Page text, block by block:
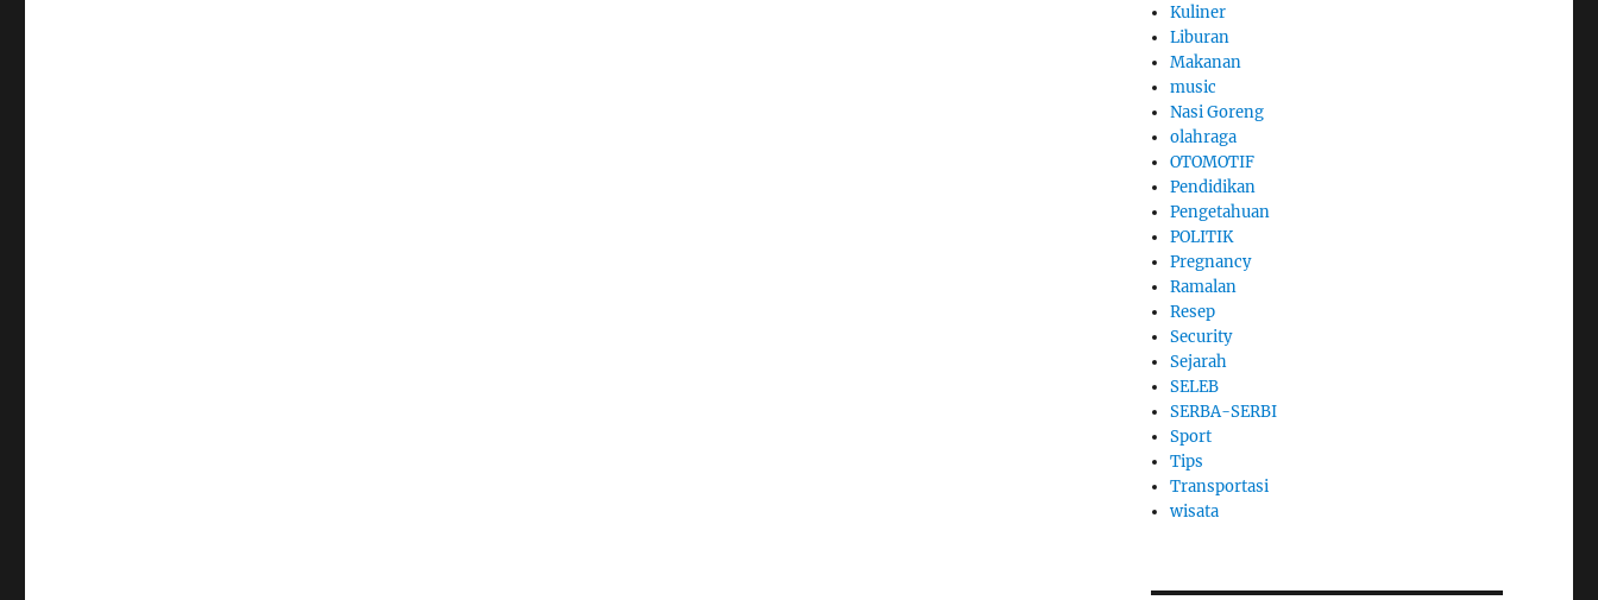
Kuliner
Liburan
Makanan
music
Nasi Goreng
olahraga
OTOMOTIF
Pendidikan
Pengetahuan
POLITIK
Pregnancy
Ramalan
Resep
Security
Sejarah
SELEB
SERBA-SERBI
Sport
Tips
Transportasi
wisata